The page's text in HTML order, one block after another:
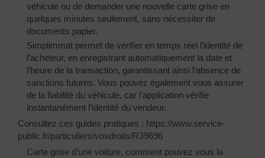
véhicule ou de demander une nouvelle carte grise en
quelques minutes seulement, sans nécessiter de
documents papier.
Simplimmat permet de vérifier en temps réel l’identité de
l’acheteur, en enregistrant automatiquement la date et
l’heure de la transaction, garantissant ainsi l’absence de
sanctions futures. Vous pouvez également vous assurer
de la fiabilité du véhicule, car l’application vérifie
instantanément l’identité du vendeur.
Consultez ces guides pratiques : https://www.service-
public.fr/particuliers/vosdroits/R39696
Carte grise d’une voiture, comment pouvez vous la